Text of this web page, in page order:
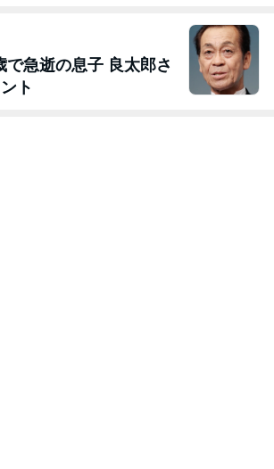
で急逝の息子 良太郎さ
ト